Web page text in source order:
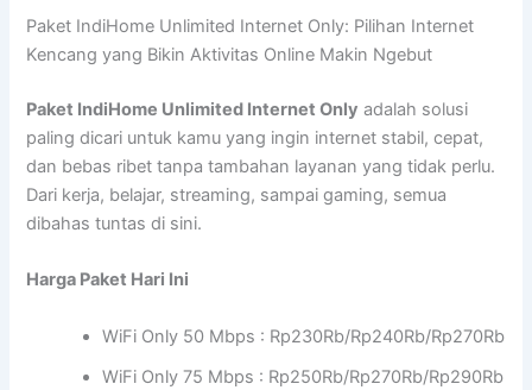
Paket IndiHome Unlimited Internet Only: Pilihan Internet
Kencang yang Bikin Aktivitas Online Makin Ngebut
Paket IndiHome Unlimited Internet Only adalah solusi
paling dicari untuk kamu yang ingin internet stabil, cepat,
dan bebas ribet tanpa tambahan layanan yang tidak perlu.
Dari kerja, belajar, streaming, sampai gaming, semua
dibahas tuntas di sini.
Harga Paket Hari Ini
WiFi Only 50 Mbps : Rp230Rb/Rp240Rb/Rp270Rb
WiFi Only 75 Mbps : Rp250Rb/Rp270Rb/Rp290Rb